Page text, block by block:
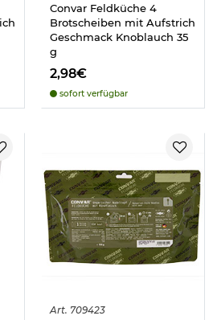
Convar Feldküche 4
Brotscheiben mit Aufstrich
Geschmack Knoblauch 35
g
2,98€
sofort verfügbar
Art. 709423